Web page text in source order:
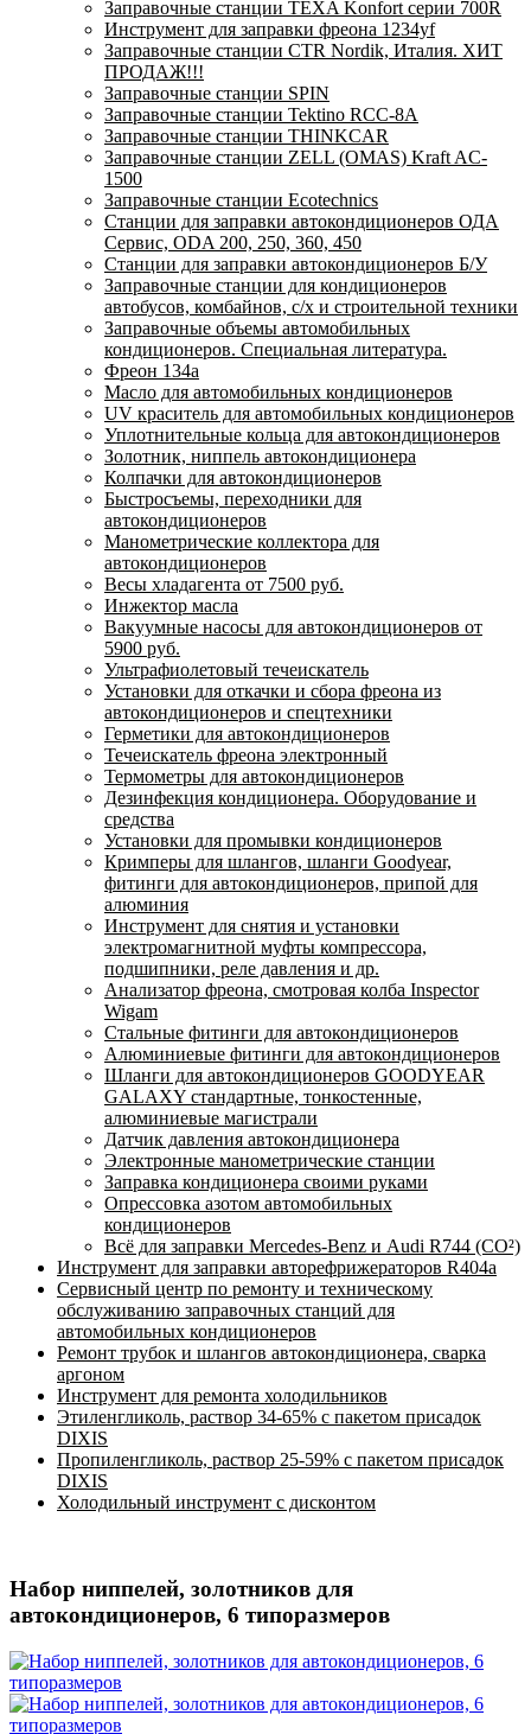
Заправочные станции TEXA Konfort серии 700R
Инструмент для заправки фреона 1234yf
Заправочные станции CTR Nordik, Италия. ХИТ
ПРОДАЖ!!!
Заправочные станции SPIN
Заправочные станции Tektino RCC-8A
Заправочные станции THINKCAR
Заправочные станции ZELL (OMAS) Kraft AC-
1500
Заправочные станции Ecotechnics
Станции для заправки автокондиционеров ОДА
Сервис, ODA 200, 250, 360, 450
Станции для заправки автокондиционеров Б/У
Заправочные станции для кондиционеров
автобусов, комбайнов, с/х и строительной техники
Заправочные объемы автомобильных
кондиционеров. Специальная литература.
Фреон 134a
Масло для автомобильных кондиционеров
UV краситель для автомобильных кондиционеров
Уплотнительные кольца для автокондиционеров
Золотник, ниппель автокондиционера
Колпачки для автокондиционеров
Быстросъемы, переходники для
автокондиционеров
Манометрические коллектора для
автокондиционеров
Весы хладагента от 7500 руб.
Инжектор масла
Вакуумные насосы для автокондиционеров от
5900 руб.
Ультрафиолетовый течеискатель
Установки для откачки и сбора фреона из
автокондиционеров и спецтехники
Герметики для автокондиционеров
Течеискатель фреона электронный
Термометры для автокондиционеров
Дезинфекция кондиционера. Оборудование и
средства
Установки для промывки кондиционеров
Кримперы для шлангов, шланги Goodyear,
фитинги для автокондиционеров, припой для
алюминия
Инструмент для снятия и установки
электромагнитной муфты компрессора,
подшипники, реле давления и др.
Анализатор фреона, смотровая колба Inspector
Wigam
Стальные фитинги для автокондиционеров
Алюминиевые фитинги для автокондиционеров
Шланги для автокондиционеров GOODYEAR
GALAXY стандартные, тонкостенные,
алюминиевые магистрали
Датчик давления автокондиционера
Электронные манометрические станции
Заправка кондиционера своими руками
Опрессовка азотом автомобильных
кондиционеров
Всё для заправки Mercedes-Benz и Audi R744 (CO²)
Инструмент для заправки авторефрижераторов R404a
Сервисный центр по ремонту и техническому
обслуживанию заправочных станций для
автомобильных кондиционеров
Ремонт трубок и шлангов автокондиционера, сварка
аргоном
Инструмент для ремонта холодильников
Этиленгликоль, раствор 34-65% с пакетом присадок
DIXIS
Пропиленгликоль, раствор 25-59% с пакетом присадок
DIXIS
Холодильный инструмент с дисконтом
Набор ниппелей, золотников для
автокондиционеров, 6 типоразмеров